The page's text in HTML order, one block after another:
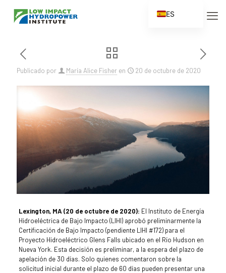
Publicado por María Alice Fisher en 20 de octubre de 2020
Lexington, MA (20 de octubre de 2020): El Instituto de Energía
Hidroeléctrica de Bajo Impacto (LIHI) aprobó preliminarmente la
Certificación de Bajo Impacto (pendiente LIHI #172) para el
Proyecto Hidroeléctrico Glens Falls ubicado en el Río Hudson en
Nueva York. Esta decisión es preliminar, a la espera del plazo de
apelación de 30 días. Solo quienes comentaron sobre la
solicitud inicial durante el plazo de 60 días pueden presentar una
ES